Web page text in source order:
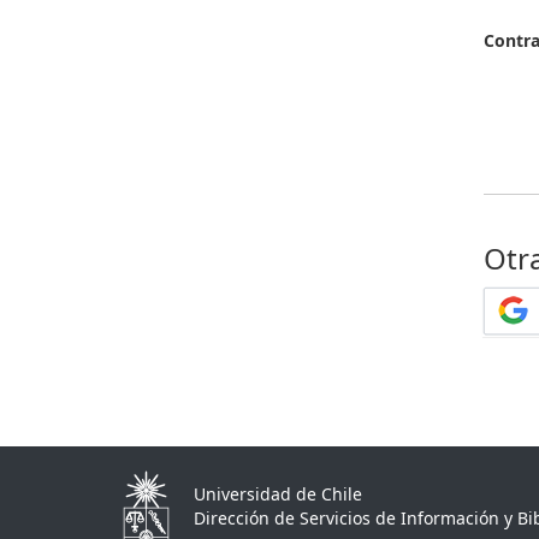
Universidad de Chile
Dirección de Servicios de Información y